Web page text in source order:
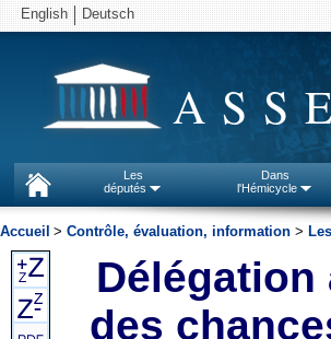
English Deutsch
Les
députés
Dans
l'Hémicycle
Accueil > Contrôle, évaluation, information >
Délégation
des